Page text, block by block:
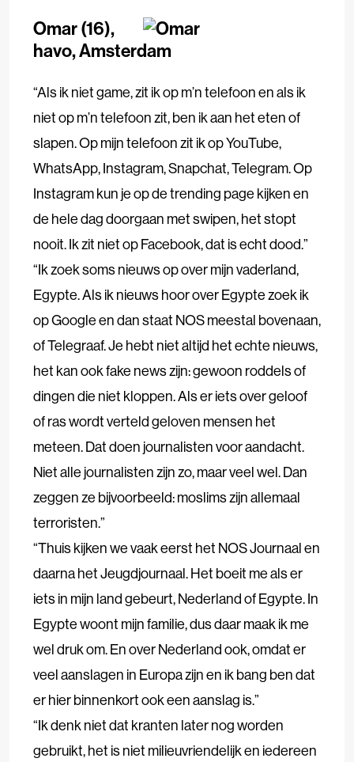
Omar (16),
havo, Amsterdam
“Als ik niet game, zit ik op m’n telefoon en als ik
niet op m’n telefoon zit, ben ik aan het eten of
slapen. Op mijn telefoon zit ik op YouTube,
WhatsApp, Instagram, Snapchat, Telegram. Op
Instagram kun je op de trending page kijken en
de hele dag doorgaan met swipen, het stopt
nooit. Ik zit niet op Facebook, dat is echt dood.”
“Ik zoek soms nieuws op over mijn vaderland,
Egypte. Als ik nieuws hoor over Egypte zoek ik
op Google en dan staat NOS meestal bovenaan,
of Telegraaf. Je hebt niet altijd het echte nieuws,
het kan ook fake news zijn: gewoon roddels of
dingen die niet kloppen. Als er iets over geloof
of ras wordt verteld geloven mensen het
meteen. Dat doen journalisten voor aandacht.
Niet alle journalisten zijn zo, maar veel wel. Dan
zeggen ze bijvoorbeeld: moslims zijn allemaal
terroristen.”
“Thuis kijken we vaak eerst het NOS Journaal en
daarna het Jeugdjournaal. Het boeit me als er
iets in mijn land gebeurt, Nederland of Egypte. In
Egypte woont mijn familie, dus daar maak ik me
wel druk om. En over Nederland ook, omdat er
veel aanslagen in Europa zijn en ik bang ben dat
er hier binnenkort ook een aanslag is.”
“Ik denk niet dat kranten later nog worden
gebruikt, het is niet milieuvriendelijk en iedereen